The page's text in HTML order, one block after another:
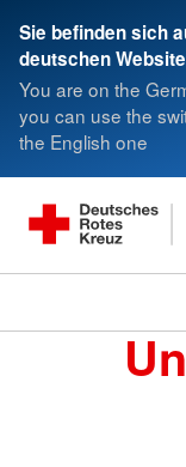
Sie befinden sich
deutschen Website
You are on the
you can use the
the English one